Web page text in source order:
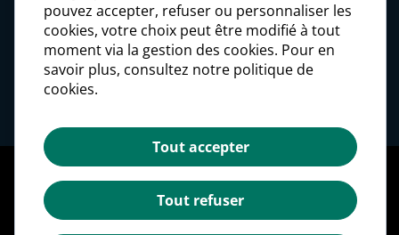
Carrières
Mentions légales
Politique des données personnelles
Politique des cookies
pouvez accepter, refuser ou personnaliser les
cookies, votre choix peut être modifié à tout
moment via la gestion des cookies. Pour en
savoir plus, consultez notre politique de
cookies.
Tout accepter
Tout refuser